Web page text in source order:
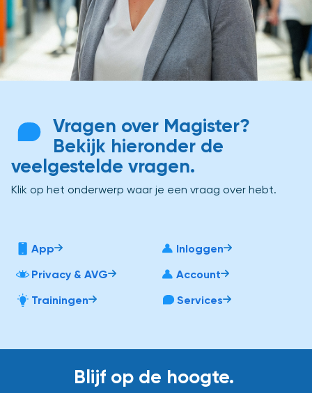
Vragen over Magister?
Bekijk hieronder de
veelgestelde vragen.
Klik op het onderwerp waar je een vraag over hebt.
App
Inloggen
Privacy & AVG
Account
Trainingen
Services
Blijf op de hoogte.